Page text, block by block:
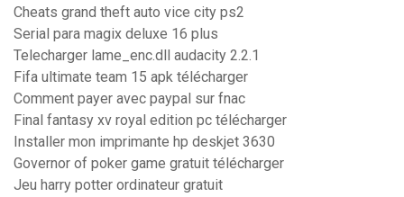
Cheats grand theft auto vice city ps2
Serial para magix deluxe 16 plus
Telecharger lame_enc.dll audacity 2.2.1
Fifa ultimate team 15 apk télécharger
Comment payer avec paypal sur fnac
Final fantasy xv royal edition pc télécharger
Installer mon imprimante hp deskjet 3630
Governor of poker game gratuit télécharger
Jeu harry potter ordinateur gratuit